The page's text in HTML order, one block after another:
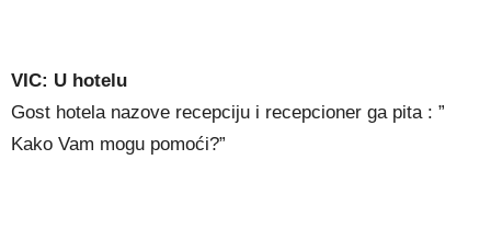
VIC: U hotelu
Gost hotela nazove recepciju i recepcioner ga pita : ”
Kako Vam mogu pomoći?”